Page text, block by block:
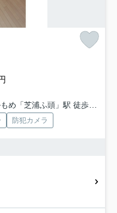
め「芝浦ふ頭」駅 徒歩9分
防犯カメラ